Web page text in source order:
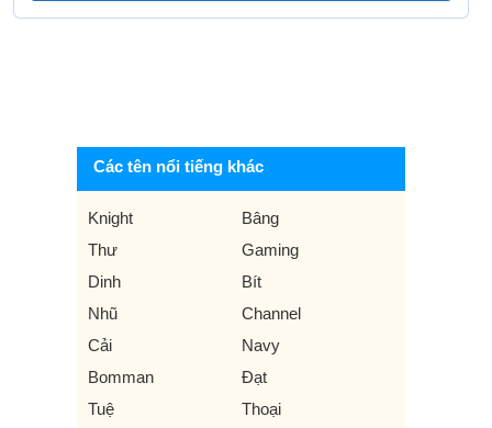
Các tên nổi tiếng khác
Knight
Bâng
Thư
Gaming
Dinh
Bít
Nhũ
Channel
Cải
Navy
Bomman
Đạt
Tuệ
Thoại